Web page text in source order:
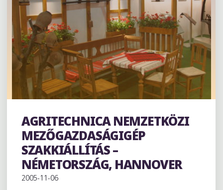
Exhibition
AGRITECHNICA NEMZETKÖZI
MEZŐGAZDASÁGIGÉP
SZAKKIÁLLÍTÁS –
NÉMETORSZÁG, HANNOVER
2005-11-06